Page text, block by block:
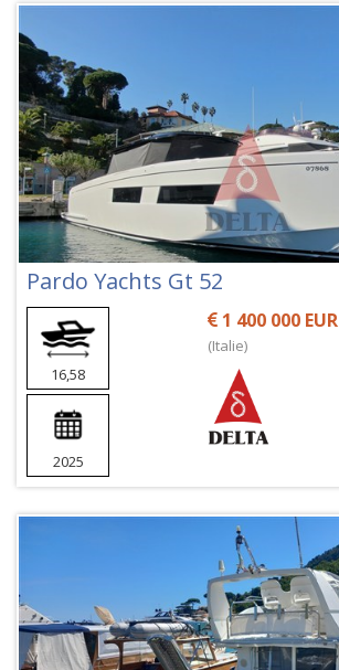
Pardo Yachts Gt 52
16,58
2025
1 400 000 EUR
(Italie)